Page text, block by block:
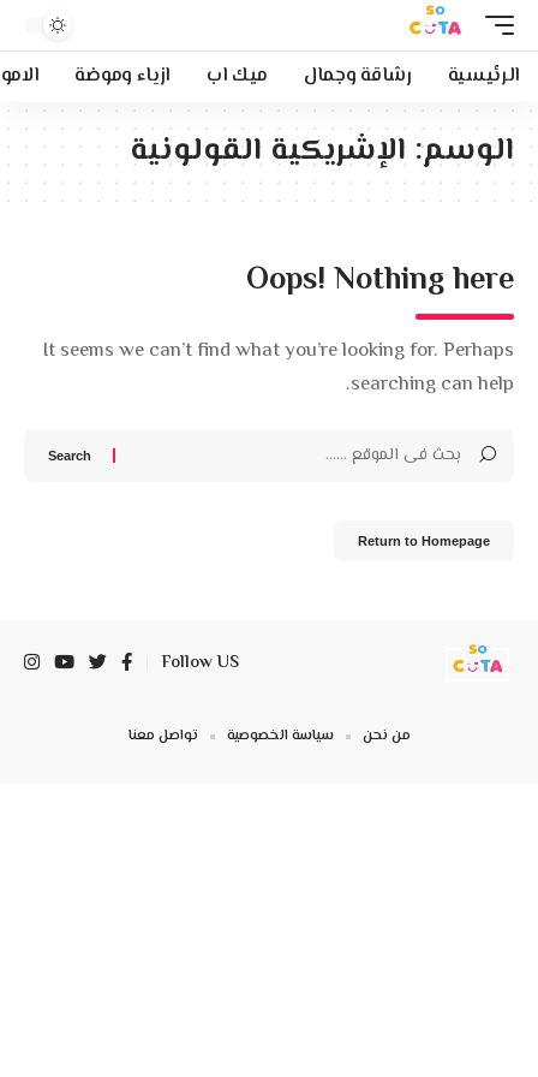
الرئيسية رشاقة وجمال ميك اب ازياء وموضة
الوسم: الإشريكية القولونية
Oops! Nothing here
It seems we can’t find what you’re looking for. Perhaps
searching can help.
Return to Homepage
Follow US
من نحن سياسة الخصوصية تواصل معنا